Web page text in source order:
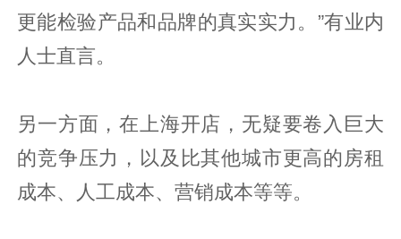
更能检验产品和品牌的真实实力。”有业内
人士直言。
另一方面，在上海开店，无疑要卷入巨大
的竞争压力，以及比其他城市更高的房租
成本、人工成本、营销成本等等。